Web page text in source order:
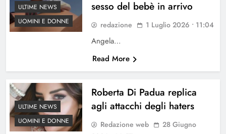
ULTIME NEWS
UOMINI E DONNE
sesso del bebè in arrivo
redazione 1 Luglio 2026 • 11:04
Angela…
Read More
ULTIME NEWS
UOMINI E DONNE
Roberta Di Padua replica
agli attacchi degli haters
Redazione web
28 Giugno